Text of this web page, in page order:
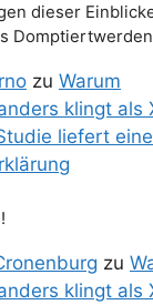
dieser
zu Warum
klingt als
liefert eine
zu
klingt als